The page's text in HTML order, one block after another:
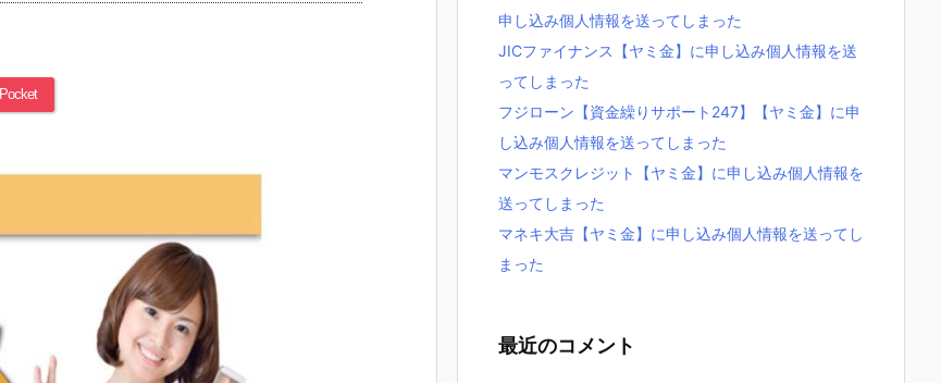
Pocket
申し込み個人情報を送ってしまった
JICファイナンス【ヤミ金】に申し込み個人情報を送
ってしまった
フジローン【資金繰りサポート247】【ヤミ金】に申
し込み個人情報を送ってしまった
マンモスクレジット【ヤミ金】に申し込み個人情報を
送ってしまった
マネキ大吉【ヤミ金】に申し込み個人情報を送ってし
まった
最近のコメント